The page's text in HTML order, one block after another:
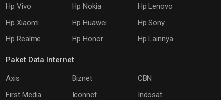
Hp Vivo
Hp Nokia
Hp Lenovo
Hp Xiaomi
Hp Huawei
Hp Sony
Hp Realme
Hp Honor Hp Lainnya
Paket Data Internet
Axis Biznet
CBN
First Media
Iconnet
Indosat